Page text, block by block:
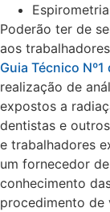
Espirometria
Poderão ter de
aos
Guia Técnico
realização de
expostos a
dentistas e
e trabalhadores
um fornecedor
conhecimento
procedimento de